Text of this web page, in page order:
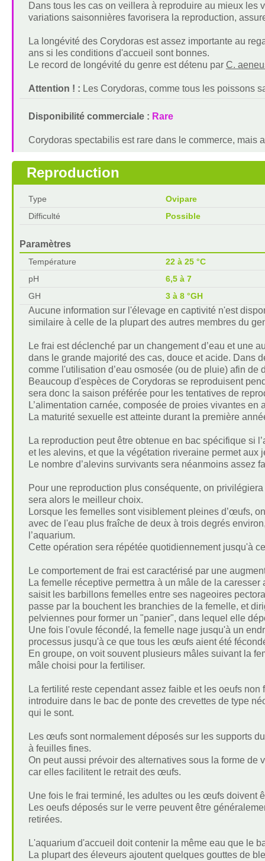
Dans tous les cas on veillera à reproduire au mieux
variations saisonnières favorisera la reproduction,
La longévité des Corydoras est assez importante au
ans si les conditions d'accueil sont bonnes.
Le record de longévité du genre est détenu par C.
Attention ! : Les Corydoras, comme tous les poissons
Disponibilité commerciale : Rare
Corydoras spectabilis est rare dans le commerce, mais
Reproduction
Type
Ovipare
Difficulté
Possible
Paramètres
Température
22 à 25 °C
pH
6,5 à 7
GH
3 à 8 °GH
Aucune information sur l'élevage en captivité n'est
similaire à celle de la plupart des autres membres du
Le frai est déclenché par un changement d’eau et une
dans le grande majorité des cas, douce et acide. Dans
comme l'utilisation d’eau osmosée (ou de pluie) afin de
Beaucoup d'espèces de Corydoras se reproduisent
sera donc la saison préférée pour les tentatives de
L’alimentation carnée, composée de proies vivantes
La maturité sexuelle est atteinte durant la première
La reproduction peut être obtenue en bac spécifique si
et les alevins, et que la végétation riveraine permet aux
Le nombre d’alevins survivants sera néanmoins assez
Pour une reproduction plus conséquente, on
sera alors le meilleur choix.
Lorsque les femelles sont visiblement pleines d’œufs,
avec de l'eau plus fraîche de deux à trois degrés
l’aquarium.
Cette opération sera répétée quotidiennement jusqu'à
Le comportement de frai est caractérisé par une
La femelle réceptive permettra à un mâle de la
saisit les barbillons femelles entre ses nageoires
passe par la bouchent les branchies de la femelle, et
pelviennes pour former un "panier", dans lequel elle
Une fois l'ovule fécondé, la femelle nage jusqu'à un
processus jusqu'à ce que tous les œufs aient été
En groupe, on voit souvent plusieurs mâles suivant la
mâle choisi pour la fertiliser.
La fertilité reste cependant assez faible et les oeufs
introduire dans le bac de ponte des crevettes de type
qui le sont.
Les œufs sont normalement déposés sur les supports
à feuilles fines.
On peut aussi prévoir des alternatives sous la forme
car elles facilitent le retrait des œufs.
Une fois le frai terminé, les adultes ou les œufs doivent
Les oeufs déposés sur le verre peuvent être
retirées.
L'aquarium d'accueil doit contenir la même eau que le
La plupart des éleveurs ajoutent quelques gouttes de